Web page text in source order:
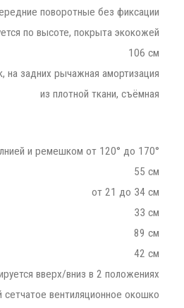
поворотные без фиксации
по высоте, покрыта экокожей
106 см
на задних рычажная амортизация
из плотной ткани, съёмная
и ремешком от 120° до 170°
55 см
от 21 до 34 см
33 см
89 см
42 см
вверх/вниз в 2 положениях
вентиляционное окошко